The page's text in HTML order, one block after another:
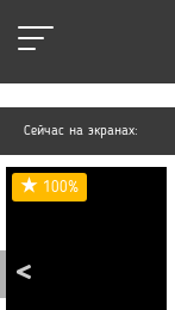
Сейчас на экранах:
100%